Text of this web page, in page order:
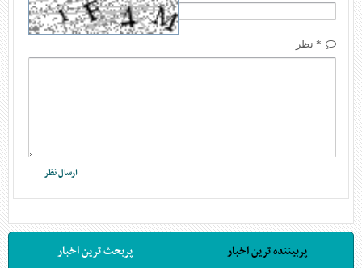
* نظر
پربیننده ترین اخبار پربحث ترین اخبار